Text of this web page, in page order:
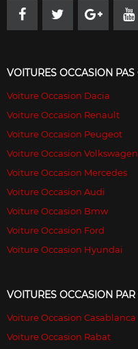
VOITURES OCCASION PAS
Voiture Occasion Dacia
Voiture Occasion Renault
Voiture Occasion Peugeot
Voiture Occasion Volkswagen
Voiture Occasion Mercedes
Voiture Occasion Audi
Voiture Occasion Bmw
Voiture Occasion Ford
Voiture Occasion Hyundai
VOITURES OCCASION PAR
Voiture Occasion Casablanca
Voiture Occasion Rabat